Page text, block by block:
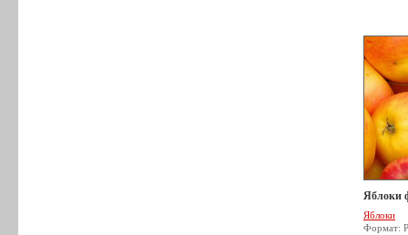
Яблоки
Яблоки
Формат: